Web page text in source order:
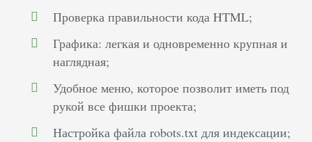
Проверка правильности кода HTML;
Графика: легкая и одновременно крупная и
наглядная;
Удобное меню, которое позволит иметь под
рукой все фишки проекта;
Настройка файла robots.txt для индексации;